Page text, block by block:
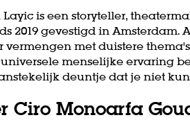
Layic is een storyteller,
2019 gevestigd in
vermengen met duistere
menselijke ervaring
deuntje dat je niet
Ciro Monoarfa